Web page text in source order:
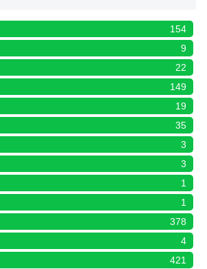
154
9
22
149
19
35
3
3
1
1
378
4
421